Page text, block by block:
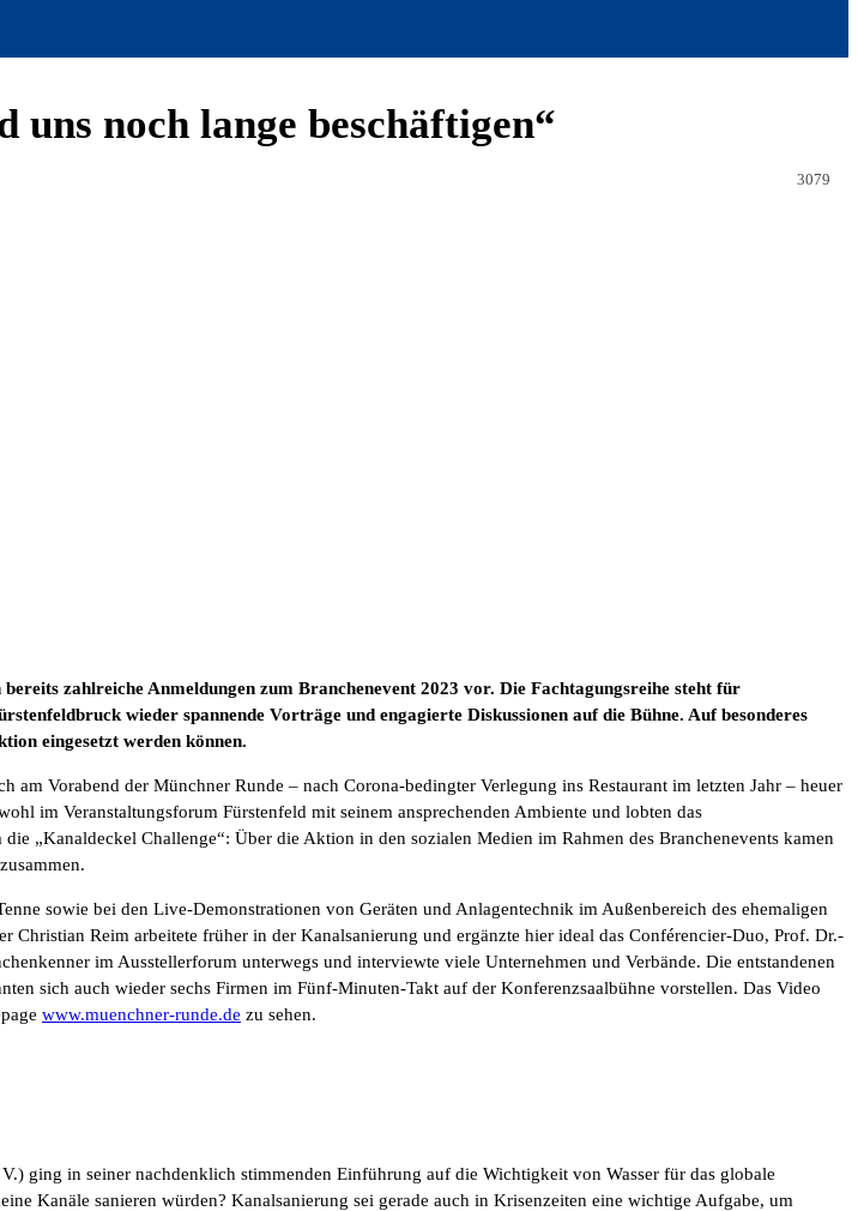
noch lange beschäftigen“
3079
zahlreiche Anmeldungen zum Branchenevent 2023 vor. Die Fachtagungsreihe steht für
wieder spannende Vorträge und engagierte Diskussionen auf die Bühne. Auf besonderes
eingesetzt werden können.
am Vorabend der Münchner Runde – nach Corona-bedingter Verlegung ins Restaurant im letzten Jahr – heuer
im Veranstaltungsforum Fürstenfeld mit seinem ansprechenden Ambiente und lobten das
„Kanaldeckel Challenge“: Über die Aktion in den sozialen Medien im Rahmen des Branchenevents kamen
sowie bei den Live-Demonstrationen von Geräten und Anlagentechnik im Außenbereich des ehemaligen
Reim arbeitete früher in der Kanalsanierung und ergänzte hier ideal das Conférencier-Duo, Prof. Dr.-
im Ausstellerforum unterwegs und interviewte viele Unternehmen und Verbände. Die entstandenen
sich auch wieder sechs Firmen im Fünf-Minuten-Takt auf der Konferenzsaalbühne vorstellen. Das Video
www.muenchner-runde.de zu sehen.
ging in seiner nachdenklich stimmenden Einführung auf die Wichtigkeit von Wasser für das globale
Kanäle sanieren würden? Kanalsanierung sei gerade auch in Krisenzeiten eine wichtige Aufgabe, um